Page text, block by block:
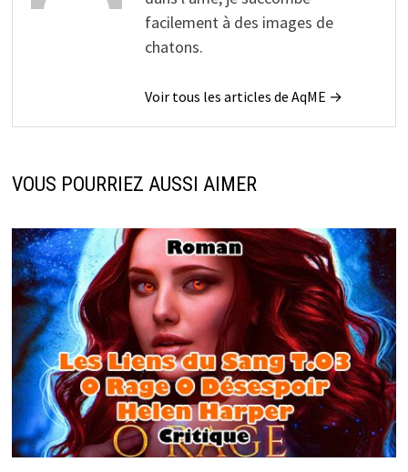
facilement à des images de
chatons.
Voir tous les articles de AqME →
VOUS POURRIEZ AUSSI AIMER